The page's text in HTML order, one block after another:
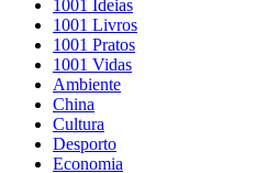
1001 Ideias
1001 Livros
1001 Pratos
1001 Vidas
Ambiente
China
Cultura
Desporto
Economia